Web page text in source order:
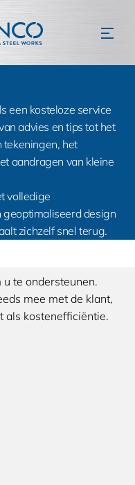
een kosteloze service
advies en tips tot het
tekeningen, het
aandragen van kleine
volledige
geoptimaliseerd design
zichzelf snel terug.
te ondersteunen.
mee met de klant,
als kostenefficiëntie.